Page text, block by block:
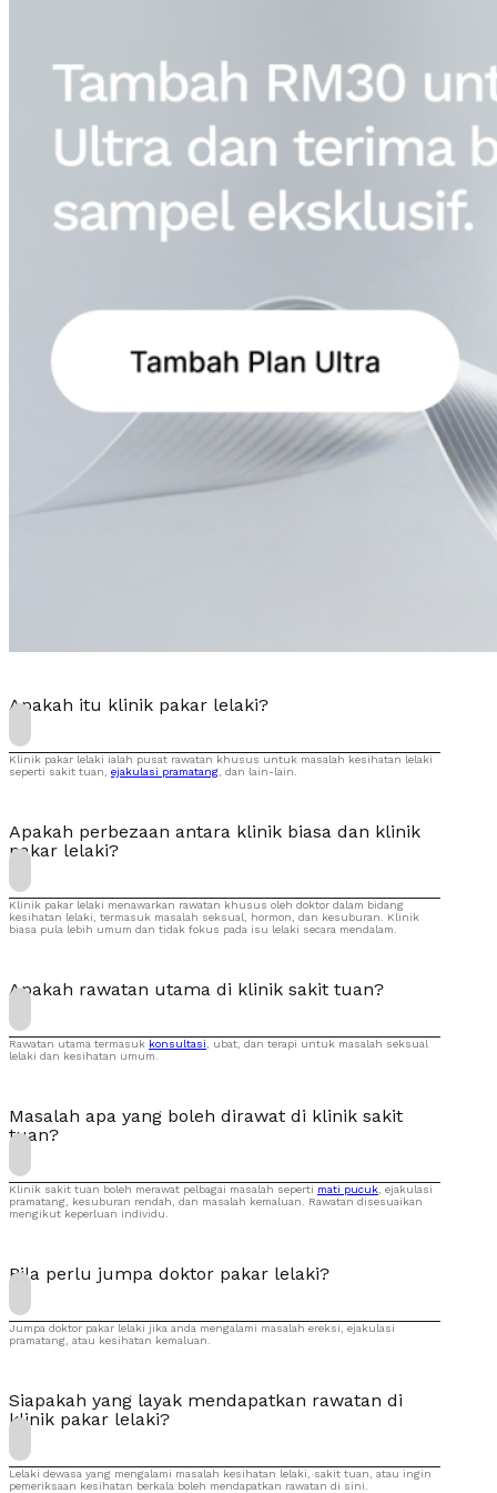
Apakah itu klinik pakar lelaki?
Klinik pakar lelaki ialah pusat rawatan khusus untuk masalah kesihatan lelaki
seperti sakit tuan, ejakulasi pramatang , dan lain-lain.
Apakah perbezaan antara klinik biasa dan klinik
pakar lelaki?
Klinik pakar lelaki menawarkan rawatan khusus oleh doktor dalam bidang
kesihatan lelaki, termasuk masalah seksual, hormon, dan kesuburan. Klinik
biasa pula lebih umum dan tidak fokus pada isu lelaki secara mendalam.
Apakah rawatan utama di klinik sakit tuan?
Rawatan utama termasuk konsultasi , ubat, dan terapi untuk masalah seksual
lelaki dan kesihatan umum.
Masalah apa yang boleh dirawat di klinik sakit
tuan?
Klinik sakit tuan boleh merawat pelbagai masalah seperti mati pucuk , ejakulasi
pramatang, kesuburan rendah, dan masalah kemaluan. Rawatan disesuaikan
mengikut keperluan individu.
Bila perlu jumpa doktor pakar lelaki?
Jumpa doktor pakar lelaki jika anda mengalami masalah ereksi, ejakulasi
pramatang, atau kesihatan kemaluan.
Siapakah yang layak mendapatkan rawatan di
klinik pakar lelaki?
Lelaki dewasa yang mengalami masalah kesihatan lelaki, sakit tuan, atau ingin
pemeriksaan kesihatan berkala boleh mendapatkan rawatan di sini.